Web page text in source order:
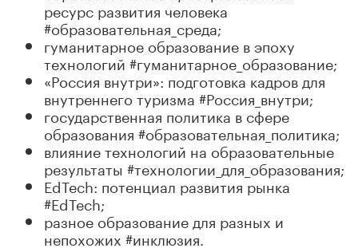
ресурс развития человека
#образовательная_среда;
гуманитарное образование в эпоху
технологий #гуманитарное_образование;
«Россия внутри»: подготовка кадров для
внутреннего туризма #Россия_внутри;
государственная политика в сфере
образования #образовательная_политика;
влияние технологий на образовательные
результаты #технологии_для_образования;
EdTech: потенциал развития рынка
#EdTech;
разное образование для разных и
непохожих #инклюзия.